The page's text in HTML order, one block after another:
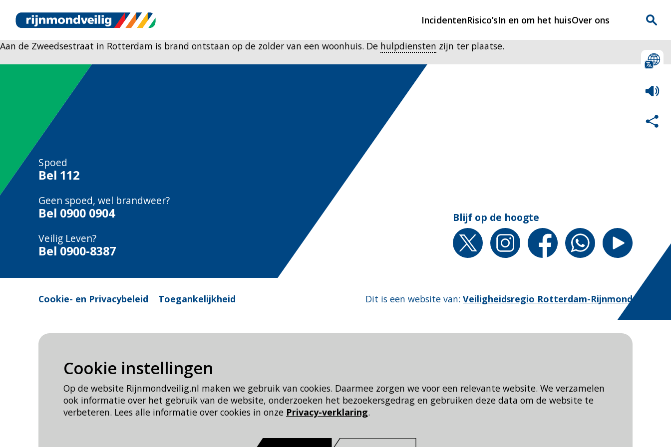
Cookie instellingen
Op de website Rijnmondveilig.nl maken we gebruik van cookies. Daarmee zorgen we voor een relevante website. We verzamelen
ook informatie over het gebruik van de website, onderzoeken het bezoekersgedrag en gebruiken deze data om de website te
verbeteren. Lees alle informatie over cookies in onze Privacy-verklaring.
Incidenten
Hulpdiensten nodig?
CIN-meldingen
Risico’sIn en om het huisOver ons
Aan de Zweedsestraat in Rotterdam is brand ontstaan op de zolder van een woonhuis. De hulpdiensten zijn ter plaatse.
Spoed
Bel 112
Geen spoed, wel brandweer?
Bel 0900 0904
Veilig Leven?
Bel 0900-8387
Blijf op de hoogte
Cookie- en Privacybeleid Toegankelijkheid Dit is een website van: Veiligheidsregio Rotterdam-Rijnmond